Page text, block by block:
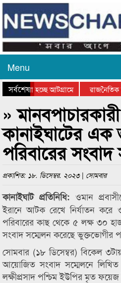
Menu
সর্বশেষহচ্ছে আটগ্রামে
রাজনৈতিক
সিলেটে
»
কানাইঘাটের এক
পরিবারের সংবাদ
প্রকাশিত: ১৮. ডিসেম্বর. ২০২৩ | সোমবার
কানাইঘাট প্রতিনিধি: ওমান
ইরানে আটক রেখে নির্যাতন করে
পরিবারের কাছ থেকে ৫ লক্ষ ৩০
সংবাদ সম্মেলন করেছে ভুক্তভোগীর
সোমবার (১৮ ডিসেম্বর) বিকেল ৩টায়
আয়োজিত সংবাদ সম্মেলনে
লক্ষীপ্রসাদ পশ্চিম ইউপির মৃত